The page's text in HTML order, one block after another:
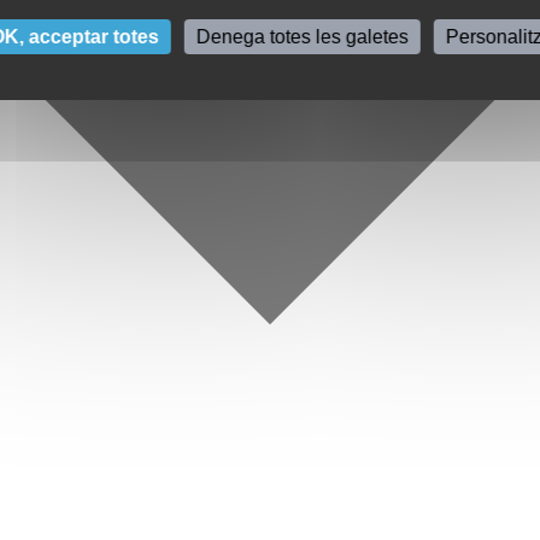
acceptar totes Denega totes les galetes